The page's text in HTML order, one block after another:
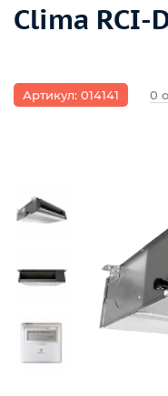
Clima RCI-
Артикул: 014141 0